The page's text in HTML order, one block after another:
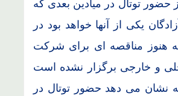
حضور توتال در میادین بعدی که
یکی از آنها خواهد بود در
هنوز مناقصه ای برای شرکت
و خارجی برگزار نشده است
نشان می دهد حضور توتال در